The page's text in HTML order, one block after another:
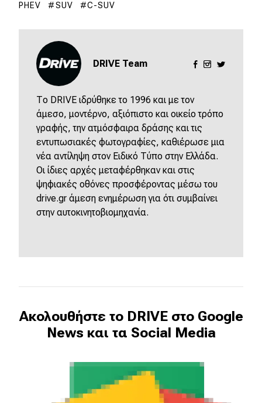
PHEV
SUV C-SUV
DRIVE Team
Το DRIVE ιδρύθηκε το 1996 και με τον
άμεσο, μοντέρνο, αξιόπιστο και οικείο τρόπο
γραφής, την ατμόσφαιρα δράσης και τις
εντυπωσιακές φωτογραφίες, καθιέρωσε μια
νέα αντίληψη στον Ειδικό Τύπο στην Ελλάδα.
Οι ίδιες αρχές μεταφέρθηκαν και στις
ψηφιακές οθόνες προσφέροντας μέσω του
drive.gr άμεση ενημέρωση για ότι συμβαίνει
στην αυτοκινητοβιομηχανία.
Ακολουθήστε το DRIVE στο Google
News και τα Social Media